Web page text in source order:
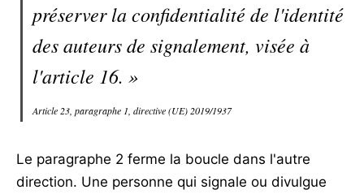
préserver la confidentialité de l'identité
des auteurs de signalement, visée à
l'article 16. »
Article 23, paragraphe 1, directive (UE) 2019/1937
Le paragraphe 2 ferme la boucle dans l'autre
direction. Une personne qui signale ou divulgue